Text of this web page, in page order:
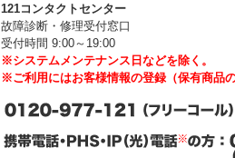
121コンタクトセンター
故障診断・修理受付窓口
受付時間 9:00～19:00
※システムメンテナンス日などを除く。
※ご利用にはお客様情報の登録（保有商品